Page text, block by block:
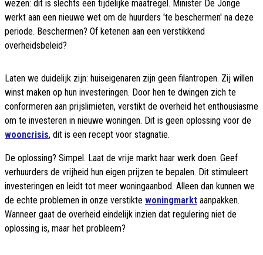
wezen: dit is slechts een tijdelijke maatregel. Minister De Jonge
werkt aan een nieuwe wet om de huurders 'te beschermen' na deze
periode. Beschermen? Of ketenen aan een verstikkend
overheidsbeleid?
Laten we duidelijk zijn: huiseigenaren zijn geen filantropen. Zij willen
winst maken op hun investeringen. Door hen te dwingen zich te
conformeren aan prijslimieten, verstikt de overheid het enthousiasme
om te investeren in nieuwe woningen. Dit is geen oplossing voor de
wooncrisis, dit is een recept voor stagnatie.
De oplossing? Simpel. Laat de vrije markt haar werk doen. Geef
verhuurders de vrijheid hun eigen prijzen te bepalen. Dit stimuleert
investeringen en leidt tot meer woningaanbod. Alleen dan kunnen we
de echte problemen in onze verstikte woningmarkt aanpakken.
Wanneer gaat de overheid eindelijk inzien dat regulering niet de
oplossing is, maar het probleem?